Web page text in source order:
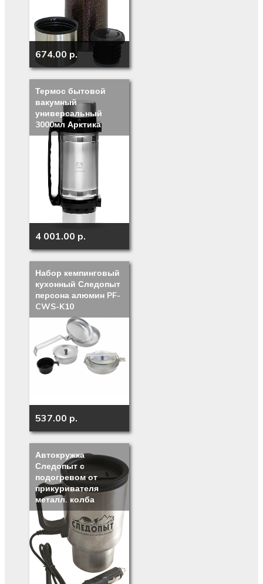
674.00 p.
Термос бытовой
вакумный
универсальный
3000мл Арктика
4 001.00 p.
Набор кемпинговый
кухонный Следопыт
персона алюмин PF-
CWS-K10
537.00 p.
Автокружка
Следопыт с
подогревом от
прикуривателя
металл. колба